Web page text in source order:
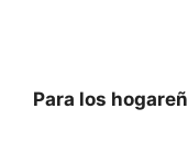
Para los